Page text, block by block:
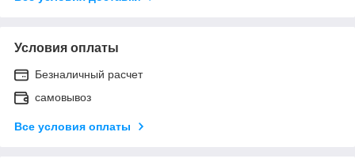
Условия оплаты
Безналичный расчет
самовывоз
Все условия оплаты